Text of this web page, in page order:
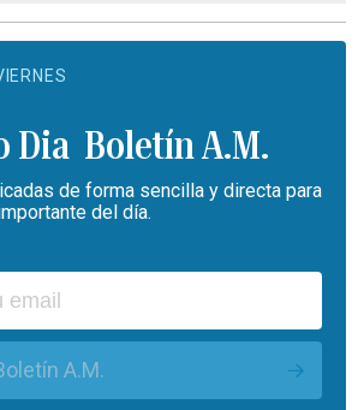
Boletín A.M.
de forma sencilla y directa para
del día.
A.M.